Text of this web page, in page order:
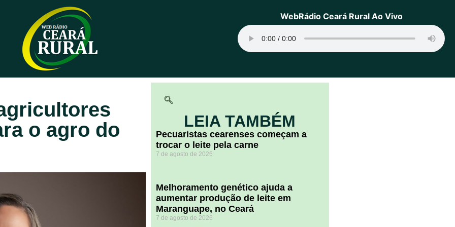
WebRádio Ceará Rural Ao Vivo
o agro do
LEIA TAMBÉM
Pecuaristas cearenses começam a
trocar o leite pela carne
7 de agosto de 2026
Melhoramento genético ajuda a
aumentar produção de leite em
Maranguape, no Ceará
7 de agosto de 2026